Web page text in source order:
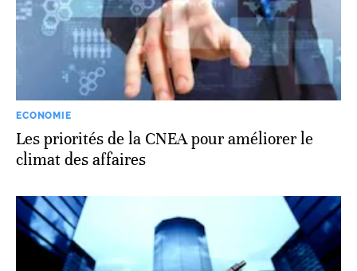
ECONOMIE
Les priorités de la CNEA pour améliorer le
climat des affaires